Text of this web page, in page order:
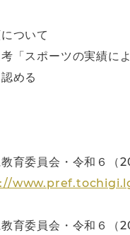
ついて
「スポーツの実績に
める
育委員会・令和６（
育委員会・令和６（